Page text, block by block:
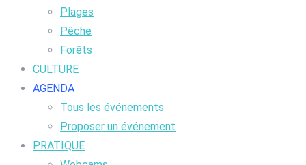
Plages
Pêche
Forêts
CULTURE
AGENDA
Tous les événements
Proposer un événement
PRATIQUE